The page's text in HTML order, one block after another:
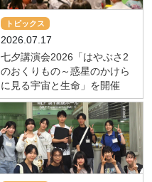
トピックス
2026.07.17
七夕講演会2026「はやぶさ2
のおくりもの～惑星のかけら
に見る宇宙と生命」を開催